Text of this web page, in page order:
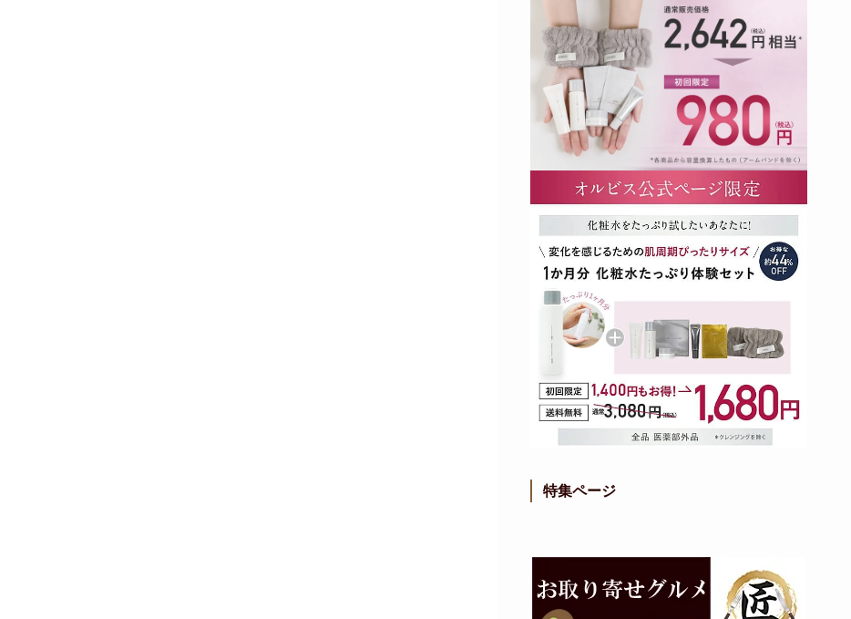
特集ページ